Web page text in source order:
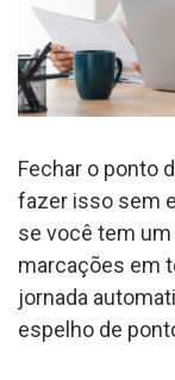
Fechar o ponto
fazer isso sem
se você tem
marcações em
jornada
espelho de